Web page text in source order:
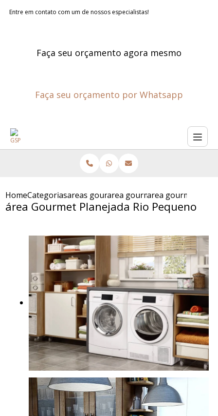
Entre em contato com um de nossos especialistas!
Faça seu orçamento agora mesmo
Faça seu orçamento por Whatsapp
HomeCategoriasareas gourmet planejadas
area gourmet planejada
area gourmet
área Gourmet Planejada Rio Pequeno